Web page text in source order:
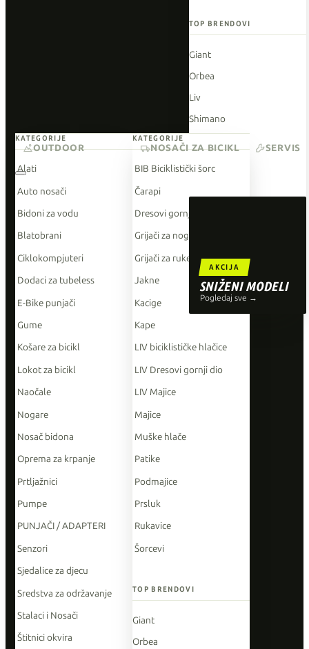
TOP BRENDOVI
Giant
Orbea
Liv
Shimano
O'Neal
AKCIJA
SNIŽENI MODELI
Pogledaj sve →
KATEGORIJE
Alati
Auto nosači
Bidoni za vodu
Blatobrani
Ciklokompjuteri
Dodaci za tubeless
E-Bike punjači
Gume
Košare za bicikl
Lokot za bicikl
Naočale
Nogare
Nosač bidona
Oprema za krpanje
Prtljažnici
Pumpe
PUNJAČI / ADAPTERI
Senzori
Sjedalice za djecu
Sredstva za održavanje
Stalaci i Nosači
Štitnici okvira
KATEGORIJE
BIB Biciklistički šorc
Čarapi
Dresovi gornji dio
Grijači za noge
Grijači za ruke
Jakne
Kacige
Kape
LIV biciklističke hlačice
LIV Dresovi gornji dio
LIV Majice
Majice
Muške hlače
Patike
Podmajice
Prsluk
Rukavice
Šorcevi
TOP BRENDOVI
Giant
Orbea
OUTDOOR NOSAČI ZA BICIKL SERVIS